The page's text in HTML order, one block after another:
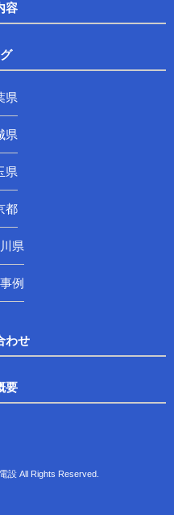
容
県
県
県
都
県
例
わせ
要
設 All Rights Reserved.